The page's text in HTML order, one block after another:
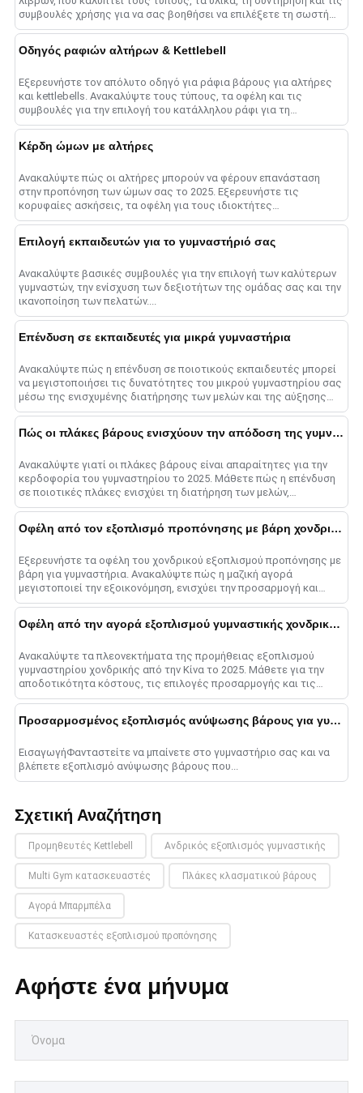
συμβουλές χρήσης για να σας βοηθήσει να επιλέξετε τη σωστή
μπάρα για μεγιστοποίηση......
Οδηγός ραφιών αλτήρων & Kettlebell
Εξερευνήστε τον απόλυτο οδηγό για ράφια βάρους για αλτήρες
και kettlebells. Ανακαλύψτε τους τύπους, τα οφέλη και τις
συμβουλές για την επιλογή του κατάλληλου ράφι για τη
βελτιστοποίηση του γυμναστηρίου σας sp......
Κέρδη ώμων με αλτήρες
Ανακαλύψτε πώς οι αλτήρες μπορούν να φέρουν επανάσταση
στην προπόνηση των ώμων σας το 2025. Εξερευνήστε τις
κορυφαίες ασκήσεις, τα οφέλη για τους ιδιοκτήτες
γυμναστηρίων και συμβουλές για τη μεγιστοποίηση σας......
Επιλογή εκπαιδευτών για το γυμναστήριό σας
Ανακαλύψτε βασικές συμβουλές για την επιλογή των καλύτερων
γυμναστών, την ενίσχυση των δεξιοτήτων της ομάδας σας και την
ικανοποίηση των πελατών....
Επένδυση σε εκπαιδευτές για μικρά γυμναστήρια
Ανακαλύψτε πώς η επένδυση σε ποιοτικούς εκπαιδευτές μπορεί
να μεγιστοποιήσει τις δυνατότητες του μικρού γυμναστηρίου σας
μέσω της ενισχυμένης διατήρησης των μελών και της αύξησης
των εσόδων....
Πώς οι πλάκες βάρους ενισχύουν την απόδοση της γυμναστικής στο 2025
Ανακαλύψτε γιατί οι πλάκες βάρους είναι απαραίτητες για την
κερδοφορία του γυμναστηρίου το 2025. Μάθετε πώς η επένδυση
σε ποιοτικές πλάκες ενισχύει τη διατήρηση των μελών,
προσελκύει νέους πελάτες, α......
Οφέλη από τον εξοπλισμό προπόνησης με βάρη χονδρικής
Εξερευνήστε τα οφέλη του χονδρικού εξοπλισμού προπόνησης με
βάρη για γυμναστήρια. Ανακαλύψτε πώς η μαζική αγορά
μεγιστοποιεί την εξοικονόμηση, ενισχύει την προσαρμογή και
εξορθολογίζει τη λειτουργία......
Οφέλη από την αγορά εξοπλισμού γυμναστικής χονδρικής από την Κίνα
Ανακαλύψτε τα πλεονεκτήματα της προμήθειας εξοπλισμού
γυμναστηρίου χονδρικής από την Κίνα το 2025. Μάθετε για την
αποδοτικότητα κόστους, τις επιλογές προσαρμογής και τις
στρατηγικές για επιτυχία......
Προσαρμοσμένος εξοπλισμός ανύψωσης βάρους για γυμναστήρια
ΕισαγωγήΦανταστείτε να μπαίνετε στο γυμναστήριο σας και να
βλέπετε εξοπλισμό ανύψωσης βάρους που...
Σχετική Αναζήτηση
Προμηθευτές Kettlebell Ανδρικός εξοπλισμός γυμναστικής
Multi Gym κατασκευαστές Πλάκες κλασματικού βάρους
Αγορά Μπαρμπέλα
Κατασκευαστές εξοπλισμού προπόνησης
Αφήστε ένα μήνυμα